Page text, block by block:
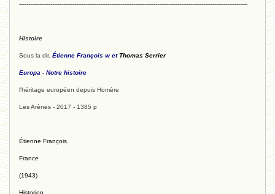
----------------------------------------------------------------------------------------------------------------------------
Histoire
Sous la dir. Étienne François wetThomas Serrier
Europa - Notre histoire
l'héritage européen depuis Homère
Les Arènes - 2017 - 1385 p
Étienne François
France
(1943)
Historien